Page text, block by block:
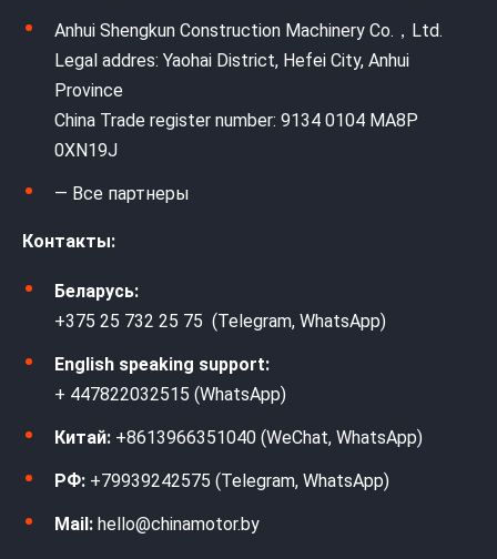
Anhui Shengkun Construction Machinery Co.，Ltd.
Legal addres: Yaohai District, Hefei City, Anhui
Province
China Trade register number: 9134 0104 MA8P
0XN19J
— Все партнеры
Контакты:
Беларусь:
+375 25 732 25 75 (Telegram, WhatsApp)
English speaking support:
+ 447822032515 (WhatsApp)
Китай: +8613966351040 (WeChat, WhatsApp)
РФ: +79939242575 (Telegram, WhatsApp)
Mail: hello@chinamotor.by